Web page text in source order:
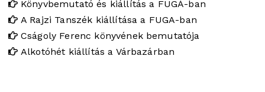
Könyvbemutató és kiállítás a FUGÁ-ban
A Rajzi Tanszék kiállítása a FUGA-ban
Cságoly Ferenc könyvének bemutatója
Alkotóhét kiállítás a Várbazárban